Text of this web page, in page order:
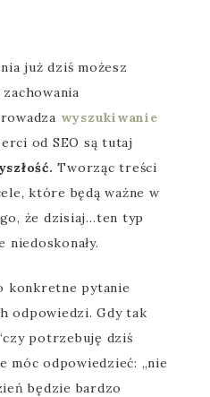
już dziś możesz
wyszukiwanie
od SEO są tutaj
Tworząc treści
które będą ważne w
że dzisiaj…ten typ
niedoskonały.
konkretne pytanie
odpowiedzi. Gdy tak
potrzebuję dziś
móc odpowiedzieć: „nie
będzie bardzo